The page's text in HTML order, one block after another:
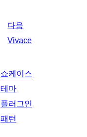
다음
Vivace
쇼케이스
테마
플러그인
패턴